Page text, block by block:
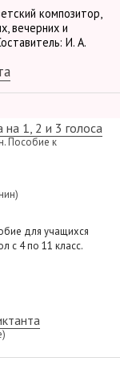
композитор,
вечерних и
И. А.
на 1, 2 и 3 голоса
Пособие к
для учащихся
с 4 по 11 класс.